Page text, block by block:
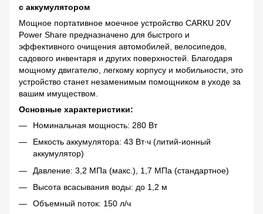
с аккумулятором
Мощное портативное моечное устройство CARKU 20V
Power Share предназначено для быстрого и
эффективного очищения автомобилей, велосипедов,
садового инвентаря и других поверхностей. Благодаря
мощному двигателю, легкому корпусу и мобильности, это
устройство станет незаменимым помощником в уходе за
вашим имуществом.
Основные характеристики:
Номинальная мощность: 280 Вт
Емкость аккумулятора: 43 Вт∙ч (литий-ионный
аккумулятор)
Давление: 3,2 МПа (макс.), 1,7 МПа (стандартное)
Высота всасывания воды: до 1,2 м
Объемный поток: 150 л/ч